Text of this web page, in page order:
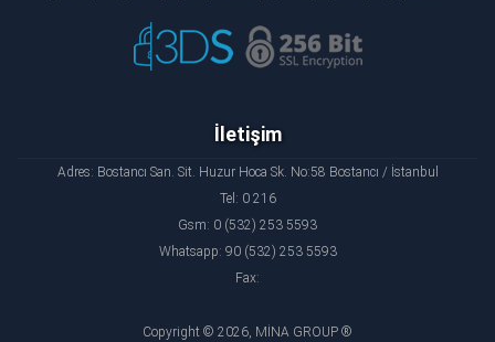
İletişim
Adres: Bostancı San. Sit. Huzur Hoca Sk. No:58 Bostancı / İstanbul
Tel: 0 216
Gsm: 0 (532) 253 5593
Whatsapp: 90 (532) 253 5593
Fax:
Copyright © 2026, MİNA GROUP ®